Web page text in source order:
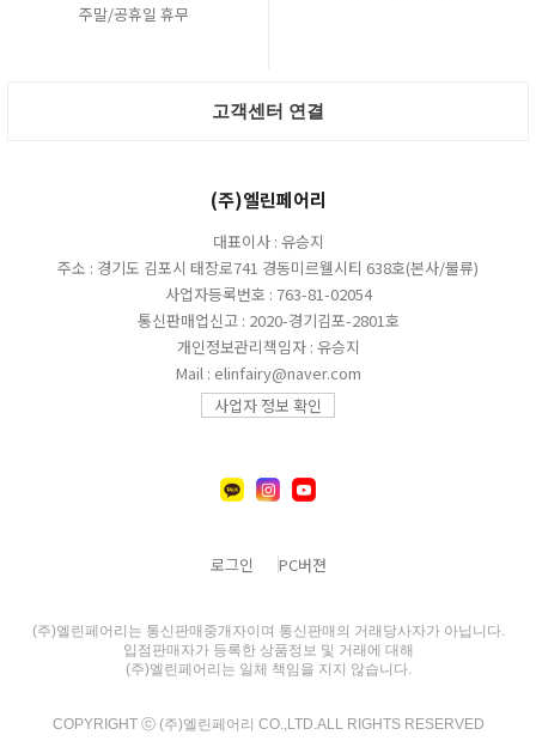
주말/공휴일 휴무
고객센터 연결
(주)엘린페어리
대표이사 : 유승지
주소 : 경기도 김포시 태장로741 경동미르웰시티 638호(본사/물류)
사업자등록번호 : 763-81-02054
통신판매업신고 : 2020-경기김포-2801호
개인정보관리책임자 : 유승지
Mail : elinfairy@naver.com
사업자 정보 확인
로그인 PC버젼
(주)엘린페어리는 통신판매중개자이며 통신판매의 거래당사자가 아닙니다.
입점판매자가 등록한 상품정보 및 거래에 대해
(주)엘린페어리는 일체 책임을 지지 않습니다.
COPYRIGHT ⓒ (주)엘린페어리 CO.,LTD.ALL RIGHTS RESERVED